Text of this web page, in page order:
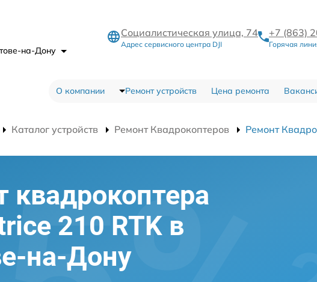
на-Дону
Социалистическая улица, 74
Адрес сервисного центра DJI
+7 (863)
Горячая
О компании Ремонт устройств Цена ремонта
Каталог устройств Ремонт Квадрокоптеров Ремонт
квадрокоптера
210 RTK в
на-Дону